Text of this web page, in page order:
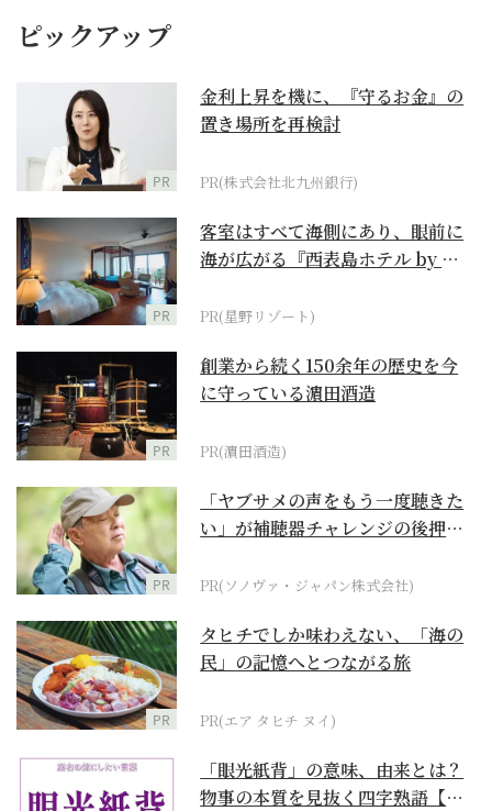
ピックアップ
PR
金利上昇を機に、『守るお金』の
置き場所を再検討
PR(株式会社北九州銀行)
PR
客室はすべて海側にあり、眼前に
海が広がる『西表島ホテル by 星
PR(星野リゾート)
PR
創業から続く150余年の歴史を今
に守っている濵田酒造
PR(濵田酒造)
PR
「ヤブサメの声をもう一度聴きた
い」が補聴器チャレンジの後押し
PR(ソノヴァ・ジャパン株式会社)
PR
タヒチでしか味わえない、「海の
民」の記憶へとつながる旅
PR(エア タヒチ ヌイ)
「眼光紙背」の意味、由来とは？
物事の本質を見抜く四字熟語【座